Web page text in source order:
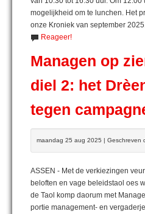
mogelijkheid om te lunchen. Het
onze Kroniek van september
Reageer!
Managen op
diel 2: het
tegen
maandag 25 aug 2025 | Geschreven
ASSEN - Met de verkiezingen
beloften en vage beleidstaol oes
de Taol komp daorum met
portie management- en